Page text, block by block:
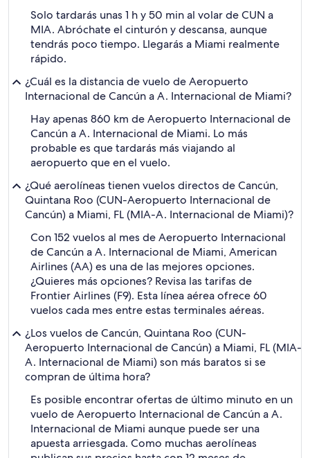
Solo tardarás unas 1 h y 50 min al volar de CUN a
MIA. Abróchate el cinturón y descansa, aunque
tendrás poco tiempo. Llegarás a Miami realmente
rápido.
¿Cuál es la distancia de vuelo de Aeropuerto
Internacional de Cancún a A. Internacional de Miami?
Hay apenas 860 km de Aeropuerto Internacional de
Cancún a A. Internacional de Miami. Lo más
probable es que tardarás más viajando al
aeropuerto que en el vuelo.
¿Qué aerolíneas tienen vuelos directos de Cancún,
Quintana Roo (CUN-Aeropuerto Internacional de
Cancún) a Miami, FL (MIA-A. Internacional de Miami)?
Con 152 vuelos al mes de Aeropuerto Internacional
de Cancún a A. Internacional de Miami, American
Airlines (AA) es una de las mejores opciones.
¿Quieres más opciones? Revisa las tarifas de
Frontier Airlines (F9). Esta línea aérea ofrece 60
vuelos cada mes entre estas terminales aéreas.
¿Los vuelos de Cancún, Quintana Roo (CUN-
Aeropuerto Internacional de Cancún) a Miami, FL (MIA-
A. Internacional de Miami) son más baratos si se
compran de última hora?
Es posible encontrar ofertas de último minuto en un
vuelo de Aeropuerto Internacional de Cancún a A.
Internacional de Miami aunque puede ser una
apuesta arriesgada. Como muchas aerolíneas